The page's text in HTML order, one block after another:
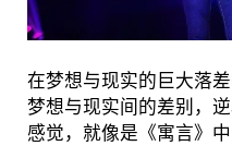
在梦想与现实的巨大落
梦想与现实间的差别，
感觉，就像是《寓言》